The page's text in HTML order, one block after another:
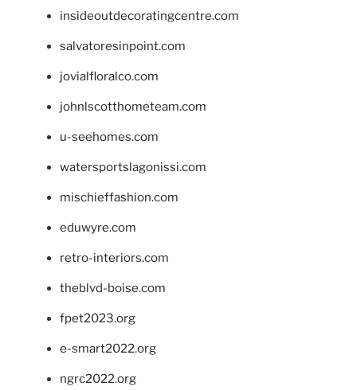
insideoutdecoratingcentre.com
salvatoresinpoint.com
jovialfloralco.com
johnlscotthometeam.com
u-seehomes.com
watersportslagonissi.com
mischieffashion.com
eduwyre.com
retro-interiors.com
theblvd-boise.com
fpet2023.org
e-smart2022.org
ngrc2022.org